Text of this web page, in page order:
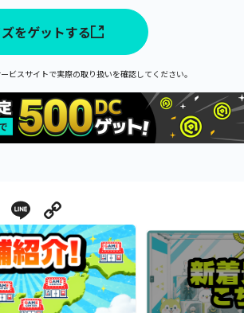
をゲットする
ビスサイトで実際の取り扱いを確認してください。
X Line